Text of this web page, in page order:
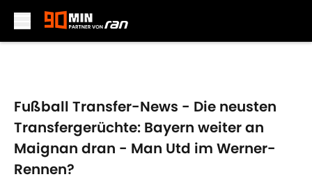
Fußball Transfer-News - Die neusten
Transfergerüchte: Bayern weiter an
Maignan dran - Man Utd im Werner-
Rennen?